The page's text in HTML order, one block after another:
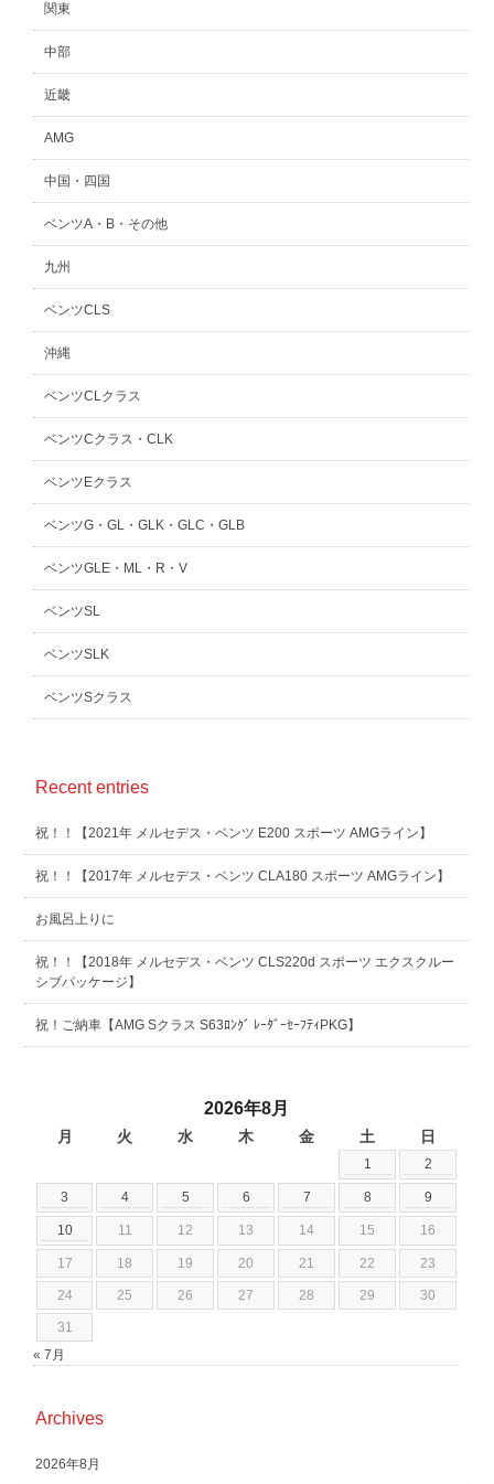
関東
中部
近畿
AMG
中国・四国
ベンツA・B・その他
九州
ベンツCLS
沖縄
ベンツCLクラス
ベンツCクラス・CLK
ベンツEクラス
ベンツG・GL・GLK・GLC・GLB
ベンツGLE・ML・R・V
ベンツSL
ベンツSLK
ベンツSクラス
Recent entries
祝！！【2021年 メルセデス・ベンツ E200 スポーツ AMGライン】
祝！！【2017年 メルセデス・ベンツ CLA180 スポーツ AMGライン】
お風呂上りに
祝！！【2018年 メルセデス・ベンツ CLS220d スポーツ エクスクルー
シブパッケージ】
祝！ご納車【AMG Sクラス S63ﾛﾝｸﾞ ﾚｰﾀﾞｰｾｰﾌﾃｨPKG】
2026年8月
月 火 水 木 金 土 日
1 2
3 4 5 6 7 8 9
10 11 12 13 14 15 16
17 18 19 20 21 22 23
24 25 26 27 28 29 30
31
« 7月
Archives
2026年8月